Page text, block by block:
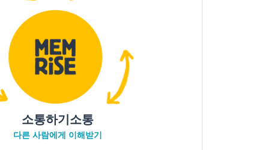
소통하기소통
다른 사람에게 이해받기